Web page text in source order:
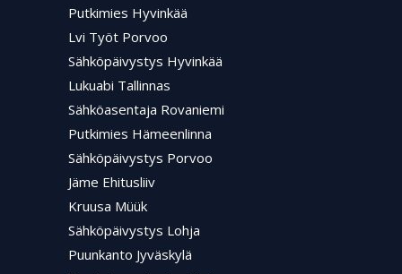
Putkimies Hyvinkää
Lvi Työt Porvoo
Sähköpäivystys Hyvinkää
Lukuabi Tallinnas
Sähköasentaja Rovaniemi
Putkimies Hämeenlinna
Sähköpäivystys Porvoo
Jäme Ehitusliiv
Kruusa Müük
Sähköpäivystys Lohja
Puunkanto Jyväskylä